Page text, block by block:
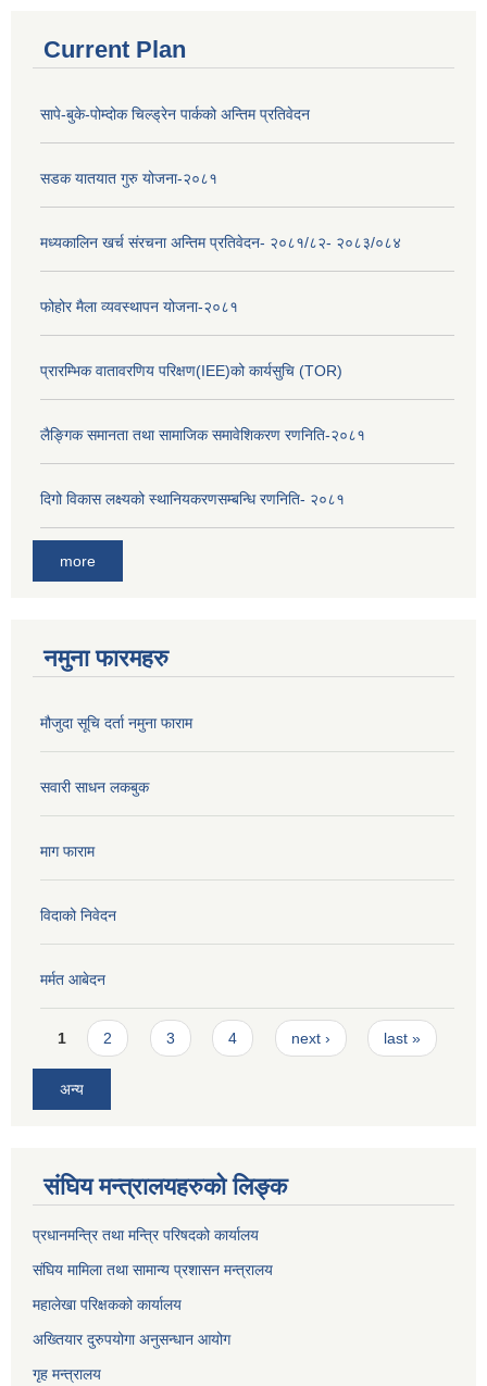
Current Plan
सापे-बुके-पोम्दोक चिल्ड्रेन पार्कको अन्तिम प्रतिवेदन
सडक यातयात गुरु योजना-२०८१
मध्यकालिन खर्च संरचना अन्तिम प्रतिवेदन- २०८१/८२- २०८३/०८४
फोहोर मैला व्यवस्थापन योजना-२०८१
प्रारम्भिक वातावरणिय परिक्षण(IEE)को कार्यसुचि (TOR)
लैङ्‍गिक समानता तथा सामाजिक समावेशिकरण रणनिति-२०८१
दिगो विकास लक्ष्यको स्थानियकरणसम्बन्धि रणनिति- २०८१
more
नमुना फारमहरु
मौजुदा सूचि दर्ता नमुना फाराम
सवारी साधन लकबुक
माग फाराम
विदाको निवेदन
मर्मत आबेदन
Pages
1 2 3 4 next › last »
अन्य
संघिय मन्त्रालयहरुको लिङ्‍क
प्रधानमन्त्रि तथा मन्त्रि परिषदको कार्यालय
संघिय मामिला तथा सामान्य प्रशासन मन्त्रालय
महालेखा परिक्षकको कार्यालय
अख्तियार दुरुपयोगा अनुसन्धान आयोग
गृह मन्त्रालय